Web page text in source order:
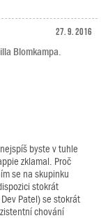
27. 9. 2016
Blomkampa.
byste v tuhle
zklamal. Proč
se na skupinku
stokrát
Patel) se stokrát
chování